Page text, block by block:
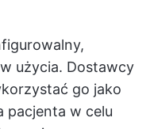
użycia. Dostawcy
go jako
pacjenta w celu